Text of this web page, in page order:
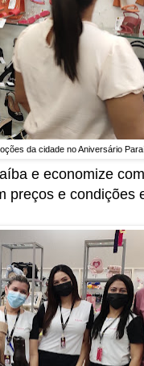
da cidade no Aniversário
e economize
preços e condições